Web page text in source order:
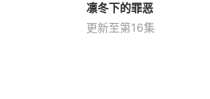
凛冬下的罪恶
更新至第16集